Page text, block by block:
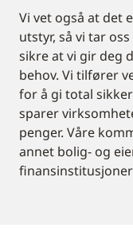
Vi vet også at det
utstyr, så vi tar
sikre at vi gir deg
behov. Vi tilfører
for å gi total
sparer
penger. Våre
annet bolig- og